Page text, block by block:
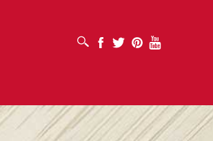
افتح مربع البحثFacebook TwitterPinterestYoutube